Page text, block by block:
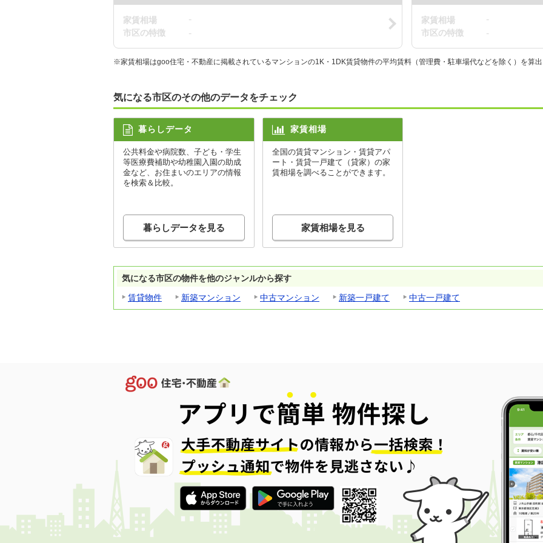
家賃相場 -
市区の特徴 -
家賃相場 -
市区の特徴 -
※家賃相場はgoo住宅・不動産に掲載されているマンションの1K・1DK賃貸物件の平均賃料（管理費・駐車場代などを除く）を算出
気になる市区のその他のデータをチェック
暮らしデータ
公共料金や病院数、子ども・学生
等医療費補助や幼稚園入園の助成
金など、お住まいのエリアの情報
を検索＆比較。
暮らしデータを見る
家賃相場
全国の賃貸マンション・賃貸アパ
ート・賃貸一戸建て（貸家）の家
賃相場を調べることができます。
家賃相場を見る
気になる市区の物件を他のジャンルから探す
賃貸物件
新築マンション 中古マンション 新築一戸建て 中古一戸建て